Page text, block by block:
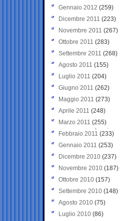
Gennaio 2012 (259)
Dicembre 2011 (223)
Novembre 2011 (267)
Ottobre 2011 (283)
Settembre 2011 (268)
Agosto 2011 (155)
Luglio 2011 (204)
Giugno 2011 (262)
Maggio 2011 (273)
Aprile 2011 (248)
Marzo 2011 (255)
Febbraio 2011 (233)
Gennaio 2011 (253)
Dicembre 2010 (237)
Novembre 2010 (187)
Ottobre 2010 (157)
Settembre 2010 (148)
Agosto 2010 (75)
Luglio 2010 (86)